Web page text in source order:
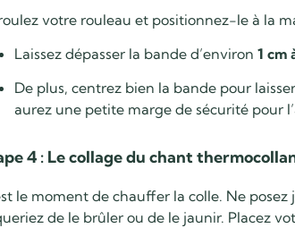
votre rouleau et positionnez-le à la
Laissez dépasser la bande d’environ 1 cm
De plus, centrez bien la bande pour
aurez une petite marge de sécurité pour
4 : Le collage du chant
le moment de chauffer la colle. Ne
de le brûler ou de le jaunir. Placez